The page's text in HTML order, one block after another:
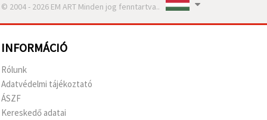
© 2004 - 2026 EM ART Minden jog fenntartva..
INFORMÁCIÓ
Rólunk
Adatvédelmi tájékoztató
ÁSZF
Kereskedő adatai